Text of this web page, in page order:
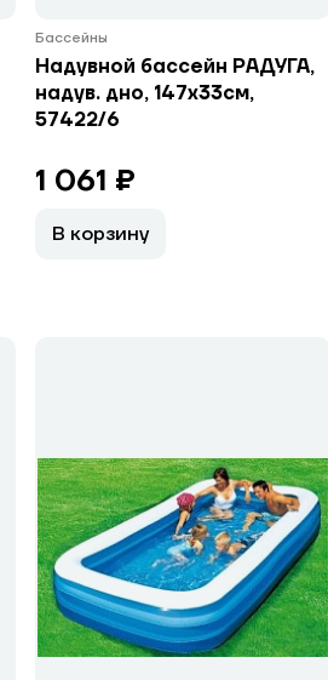
Бассейны
Надувной бассейн РАДУГА,
надув. дно, 147х33см,
57422/6
1 061 ₽
В корзину